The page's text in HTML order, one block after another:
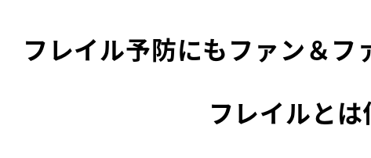
フレイル予防にもファン＆フ
フレイルとは